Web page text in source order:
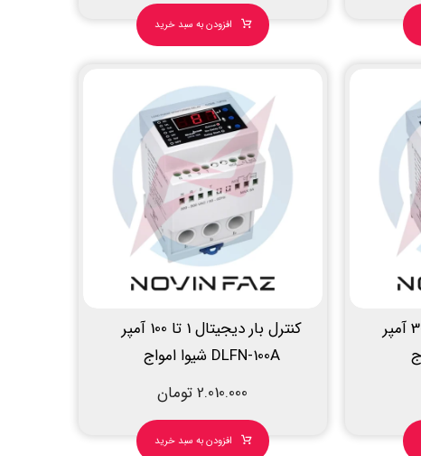
افزودن به سبد خرید
کنترل بار دیجیتال 1/0 تا 30 آمپر
کنترل بار دیجیتال 1 تا 100 آمپر
DLFN-100A شیوا امواج
2.010.000تومان
افزودن به سبد خرید